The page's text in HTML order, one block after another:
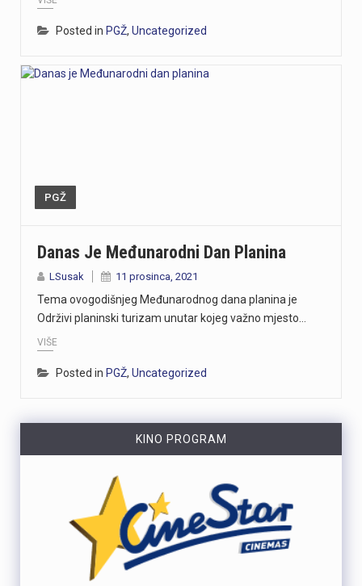
Posted in PGŽ, Uncategorized
PGŽ
Danas Je Međunarodni Dan Planina
LSusak 11 prosinca, 2021
Tema ovogodišnjeg Međunarodnog dana planina je
Održivi planinski turizam unutar kojeg važno mjesto…
VIŠE
Posted in PGŽ, Uncategorized
KINO PROGRAM